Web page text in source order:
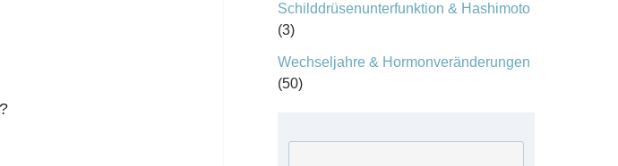
Schilddrüsenunterfunktion & Hashimoto
(3)
Wechseljahre & Hormonveränderungen
(50)